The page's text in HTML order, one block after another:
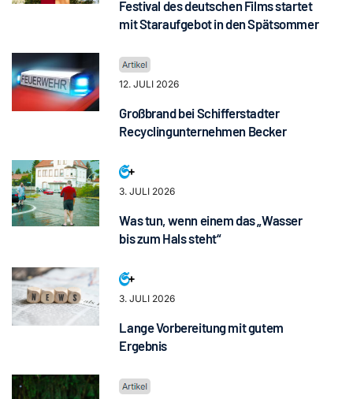
Festival des deutschen Films startet
mit Staraufgebot in den Spätsommer
12. JULI 2026
Großbrand bei Schifferstadter
Recyclingunternehmen Becker
3. JULI 2026
Was tun, wenn einem das „Wasser
bis zum Hals steht“
3. JULI 2026
Lange Vorbereitung mit gutem
Ergebnis